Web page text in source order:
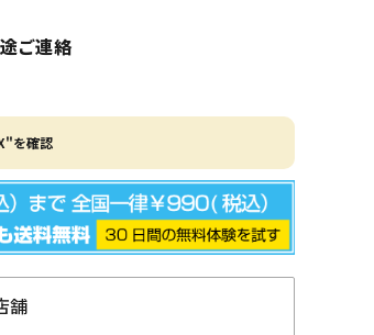
ご連絡
を確認
舗